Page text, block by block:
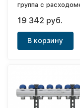
группа с
19 342 руб.
В корзину